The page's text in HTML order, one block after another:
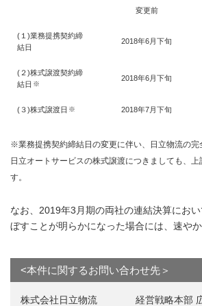
変更前
(１)業務提携契約締
結日
2018年6月下旬
(２)株式譲渡契約締
結日 ※
2018年6月下旬
(３)株式譲渡日 ※ 2018年7月下旬
※業務提携契約締結日の変更に伴い、日立物流の完
日立オートサービスの株式譲渡につきましても、上
す。
なお、2019年3月期の両社の連結決算にお
ぼすことが明らかになった場合には、速やか
<本件に関するお問い合わせ先＞
株式会社日立物流 経営戦略本部